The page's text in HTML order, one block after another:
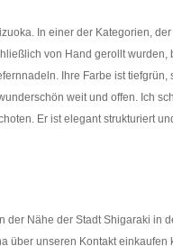
In einer der Kategorien,
von Hand gerollt
Ihre Farbe ist
weit und offen. Ich
Er ist elegant strukturiert
Nähe der Stadt Shigaraki in
unseren Kontakt einkaufen